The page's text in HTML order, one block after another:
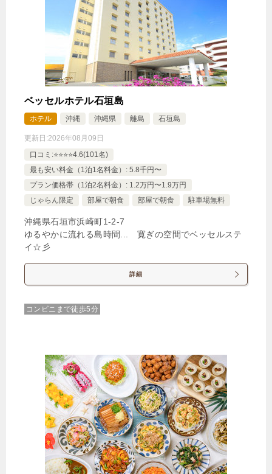
ベッセルホテル石垣島
ホテル 沖縄 沖縄県 離島 石垣島
更新日:2026年08月09日
口コミ:⭐️⭐️⭐️⭐️4.6(101名)
最も安い料金（1泊1名料金）: 5.8千円〜
プラン価格帯（1泊2名料金）: 1.2万円〜1.9万円
じゃらん限定
部屋で朝食 部屋で朝食 駐車場無料
沖縄県石垣市浜崎町1-2-7
ゆるやかに流れる島時間... 寛ぎの空間でベッセルステ
イ☆彡
詳細
コンビニまで徒歩5分